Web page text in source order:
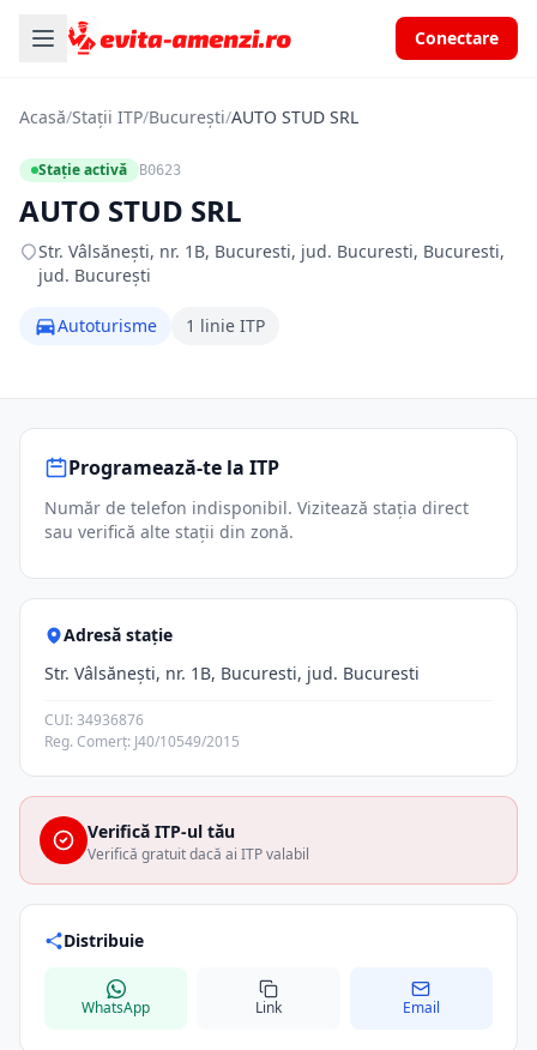
Conectare
Acasă/Stații ITP/București/AUTO STUD SRL
Stație activă B0623
AUTO STUD SRL
Str. Vâlsăneşti, nr. 1B, Bucuresti, jud. Bucuresti, Bucuresti,
jud. București
Autoturisme 1 linie ITP
Programează-te la ITP
Număr de telefon indisponibil. Vizitează stația direct
sau verifică alte stații din zonă.
Adresă stație
Str. Vâlsăneşti, nr. 1B, Bucuresti, jud. Bucuresti
CUI: 34936876
Reg. Comerț: J40/10549/2015
Verifică ITP-ul tău
Verifică gratuit dacă ai ITP valabil
Distribuie
WhatsApp Link Email